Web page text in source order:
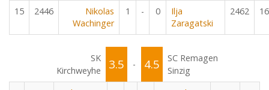
15 2446
Nikolas
Wachinger
1 - 0
Ilja
Zaragatski
2462 16
SK
Kirchweyhe
3.5 - 4.5
SC Remagen
Sinzig